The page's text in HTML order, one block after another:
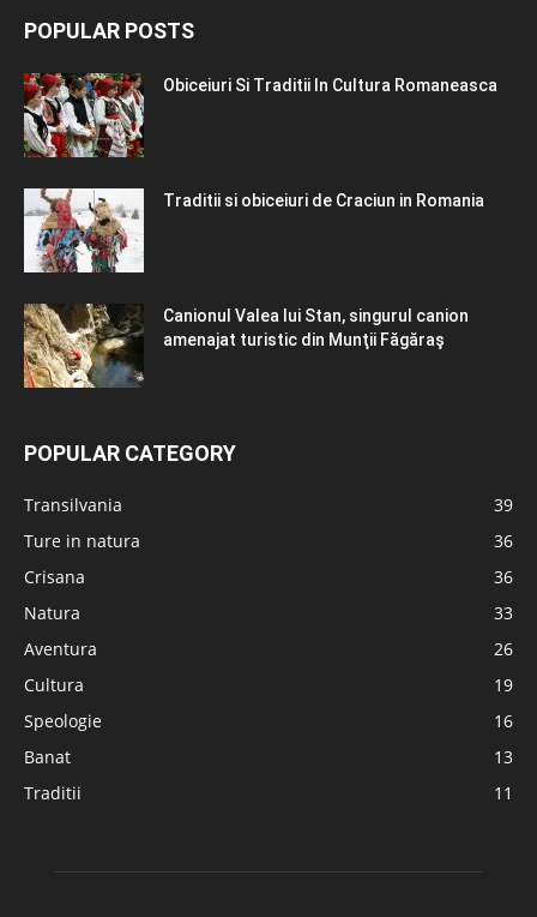
POPULAR POSTS
Obiceiuri Si Traditii In Cultura Romaneasca
Traditii si obiceiuri de Craciun in Romania
Canionul Valea lui Stan, singurul canion
amenajat turistic din Munţii Făgăraş
POPULAR CATEGORY
Transilvania
39
Ture in natura
36
Crisana
36
Natura
33
Aventura
26
Cultura
19
Speologie
16
Banat
13
Traditii
11